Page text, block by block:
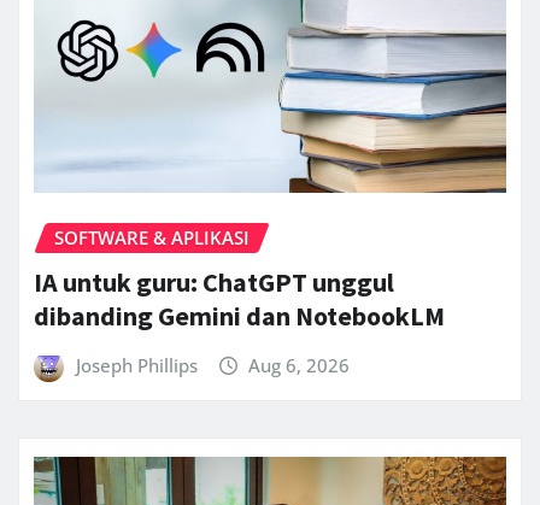
SOFTWARE & APLIKASI
IA untuk guru: ChatGPT unggul
dibanding Gemini dan NotebookLM
Joseph Phillips Aug 6, 2026